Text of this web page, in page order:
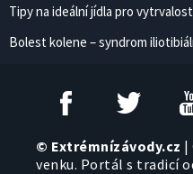
Tipy na ideální jídla pro
Bolest kolene – syndrom
© Extrémnízávody.cz |
venku. Portál s tradicí